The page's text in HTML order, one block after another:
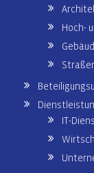
Hoch-
IT-